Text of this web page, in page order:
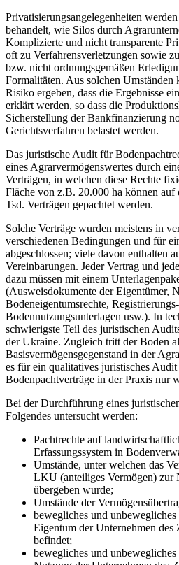
Privatisierungsangelegenheiten
behandelt, wie Silos durch
Komplizierte und nicht transparente
oft zu Verfahrensverletzungen sowie
bzw. nicht ordnungsgemäßen
Formalitäten. Aus solchen Umständen
Risiko ergeben, dass die Ergebnisse
erklärt werden, so dass die
Sicherstellung der Bankfinanzierung
Gerichtsverfahren belastet werden.
Das juristische Audit für
eines Agrarvermögenswertes durch
Verträgen, in welchen diese Rechte
Fläche von z.B. 20.000 ha können
Tsd. Verträgen gepachtet werden.
Solche Verträge wurden meistens in
verschiedenen Bedingungen und für
abgeschlossen; viele davon enthalten
Vereinbarungen. Jeder Vertrag und
dazu müssen mit einem
(Ausweisdokumente der Eigentümer,
Bodeneigentumsrechte,
Bodennutzungsunterlagen usw.). In
schwierigste Teil des juristischen
der Ukraine. Zugleich tritt der Boden
Basisvermögensgegenstand in der
es für ein qualitatives juristisches
Bodenpachtverträge in der Praxis nur
Bei der Durchführung eines
Folgendes untersucht werden:
Pachtrechte auf
Erfassungssystem in
Umstände, unter welchen das
LKU (anteiliges Vermögen) zur
übergeben wurde;
Umstände der
bewegliches und
Eigentum der Unternehmen des
befindet;
bewegliches und